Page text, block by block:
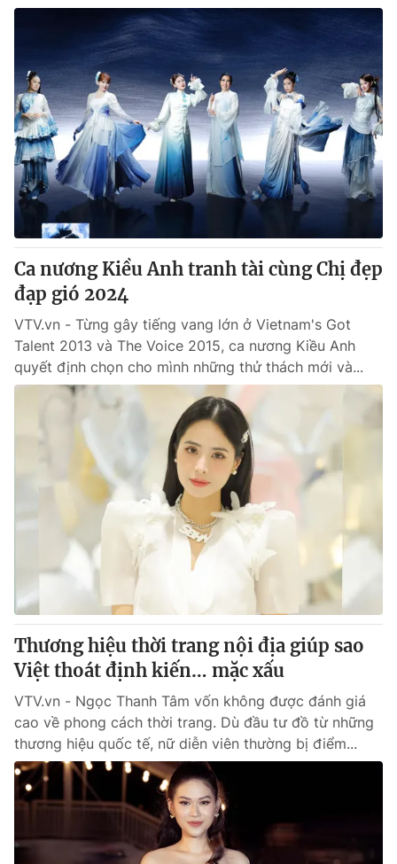
Ca nương Kiều Anh tranh tài cùng Chị đẹp
đạp gió 2024
VTV.vn - Từng gây tiếng vang lớn ở Vietnam's Got
Talent 2013 và The Voice 2015, ca nương Kiều Anh
quyết định chọn cho mình những thử thách mới và...
Thương hiệu thời trang nội địa giúp sao
Việt thoát định kiến… mặc xấu
VTV.vn - Ngọc Thanh Tâm vốn không được đánh giá
cao về phong cách thời trang. Dù đầu tư đồ từ những
thương hiệu quốc tế, nữ diễn viên thường bị điểm...